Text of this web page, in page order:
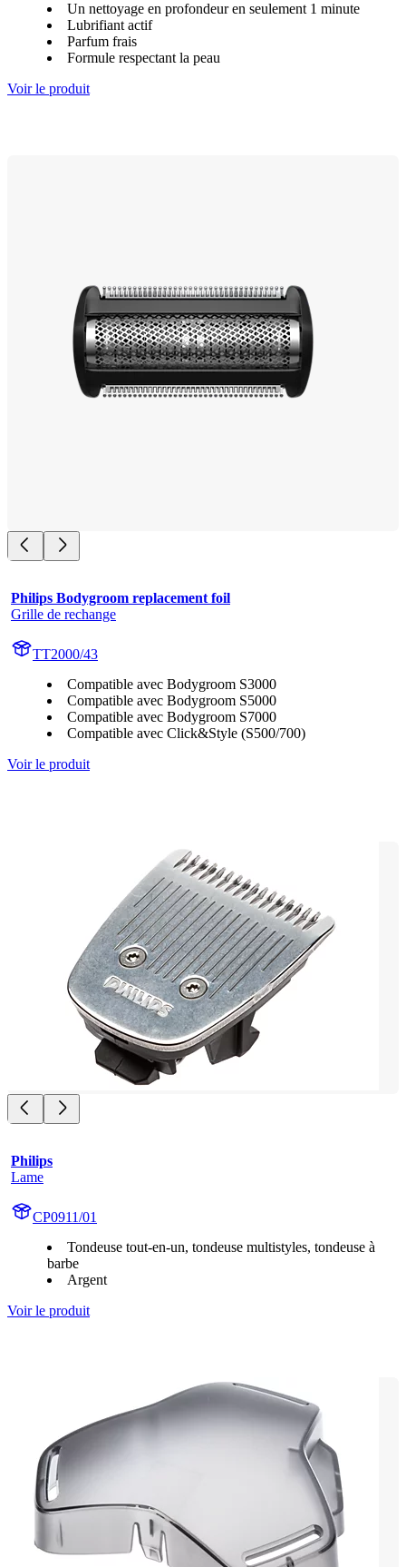
Un nettoyage en profondeur en seulement 1 minute
Lubrifiant actif
Parfum frais
Formule respectant la peau
Voir le produit
Philips Bodygroom replacement foil
Grille de rechange
TT2000/43
Compatible avec Bodygroom S3000
Compatible avec Bodygroom S5000
Compatible avec Bodygroom S7000
Compatible avec Click&Style (S500/700)
Voir le produit
Philips
Lame
CP0911/01
Tondeuse tout-en-un, tondeuse multistyles, tondeuse à
barbe
Argent
Voir le produit